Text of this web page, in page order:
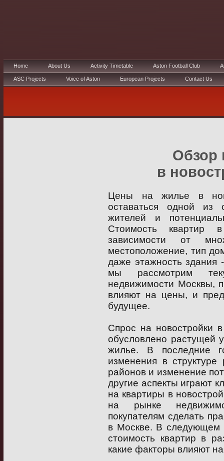
Home About Us Activity Timetable Aston Football Club
ASC Projects Voice of Aston European Projects Contact Us
Обзор
в
Цены на жилье в
оставаться одной
жителей и
Стоимость квартир
зависимости от
местоположение, тип
даже этажность здания -
мы рассмотрим
недвижимости Москвы,
влияют на цены, и
будущее.
Спрос на новостройки
обусловлено растущей
жилье. В последние
изменения в
районов и изменение
другие аспекты играют
на квартиры в
на рынке
покупателям сделать
в Москве. В следующем
стоимость квартир в
какие факторы влияют